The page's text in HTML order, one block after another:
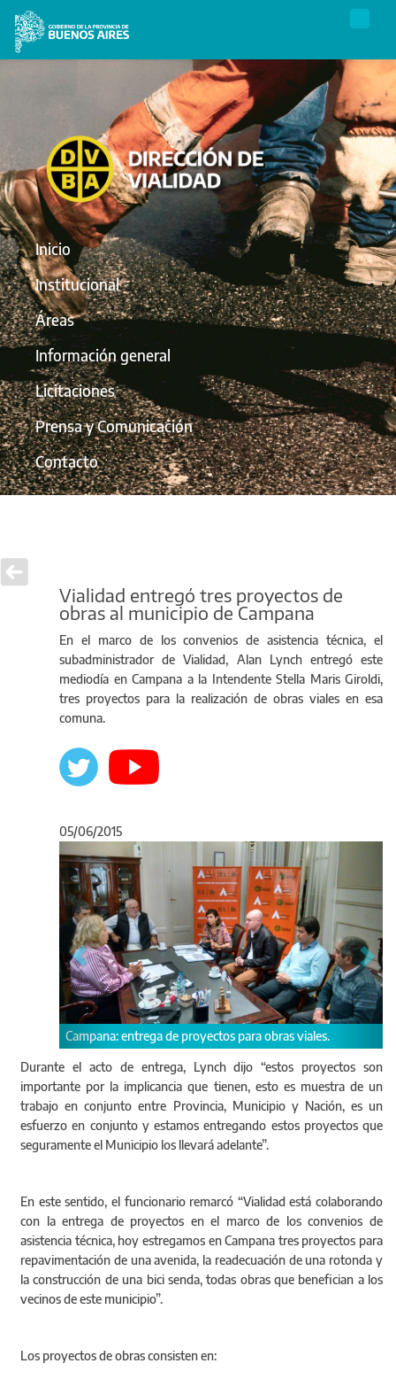
Inicio
Institucional
Áreas
Información general
Licitaciones
Prensa y Comunicación
Contacto
Vialidad entregó tres proyectos de
obras al municipio de Campana
En el marco de los convenios de asistencia técnica, el
subadministrador de Vialidad, Alan Lynch entregó este
mediodía en Campana a la Intendente Stella Maris Giroldi,
tres proyectos para la realización de obras viales en esa
comuna.
05/06/2015
Campana: entrega de proyectos para obras viales.
Anterior
Durante el acto de entrega, Lynch dijo “estos proyectos son
importante por la implicancia que tienen, esto es muestra de un
trabajo en conjunto entre Provincia, Municipio y Nación, es un
esfuerzo en conjunto y estamos entregando estos proyectos que
seguramente el Municipio los llevará adelante”.
En este sentido, el funcionario remarcó “Vialidad está colaborando
con la entrega de proyectos en el marco de los convenios de
asistencia técnica, hoy estregamos en Campana tres proyectos para
repavimentación de una avenida, la readecuación de una rotonda y
la construcción de una bici senda, todas obras que benefician a los
vecinos de este municipio”.
Los proyectos de obras consisten en: